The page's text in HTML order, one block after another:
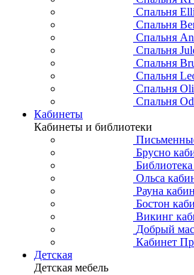
Спальня
Спальня
Спальня
Спальня
Спальня
Спальня
Спальня
Спальня
Кабинеты
Кабинеты и библиотеки
Брусно
Ольса
Рауна
Бостон
Викинг
Добрый
Кабинет
Детская
Детская мебель